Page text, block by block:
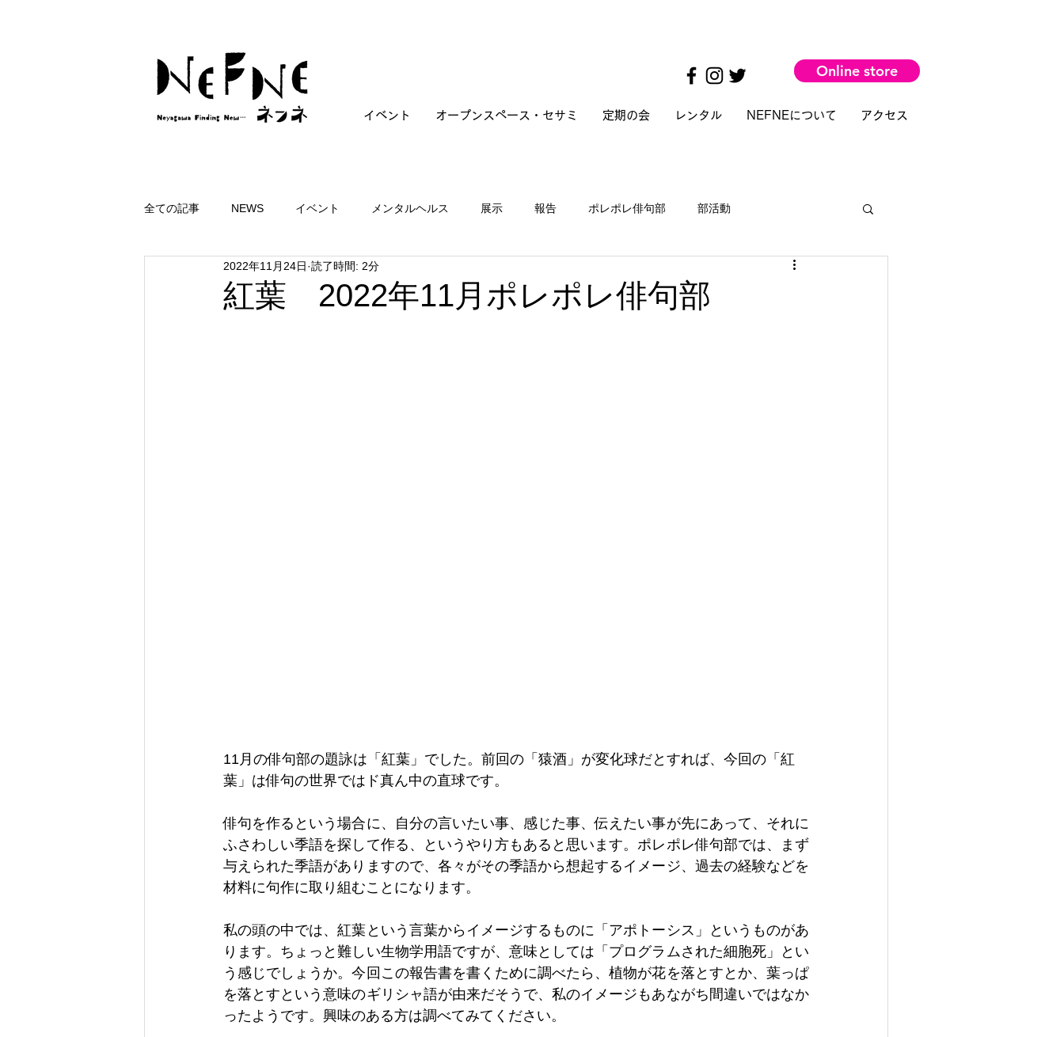
Online store
イベント オープンスペース・セサミ 定期の会 レンタル NEFNEについて アクセス
全ての記事 NEWS イベント メンタルヘルス 展示 報告 ポレポレ俳句部 部活動
紅葉 2022年11月ポレポレ俳句部
2022年11月24日 読了時間: 2分
11月の俳句部の題詠は「紅葉」でした。前回の「猿酒」が変化球だとすれば、今回の「紅
葉」は俳句の世界ではド真ん中の直球です。
俳句を作るという場合に、自分の言いたい事、感じた事、伝えたい事が先にあって、それに
ふさわしい季語を探して作る、というやり方もあると思います。ポレポレ俳句部では、まず
与えられた季語がありますので、各々がその季語から想起するイメージ、過去の経験などを
材料に句作に取り組むことになります。
私の頭の中では、紅葉という言葉からイメージするものに「アポトーシス」というものがあ
ります。ちょっと難しい生物学用語ですが、意味としては「プログラムされた細胞死」とい
う感じでしょうか。今回この報告書を書くために調べたら、植物が花を落とすとか、葉っぱ
を落とすという意味のギリシャ語が由来だそうで、私のイメージもあながち間違いではなか
ったようです。興味のある方は調べてみてください。